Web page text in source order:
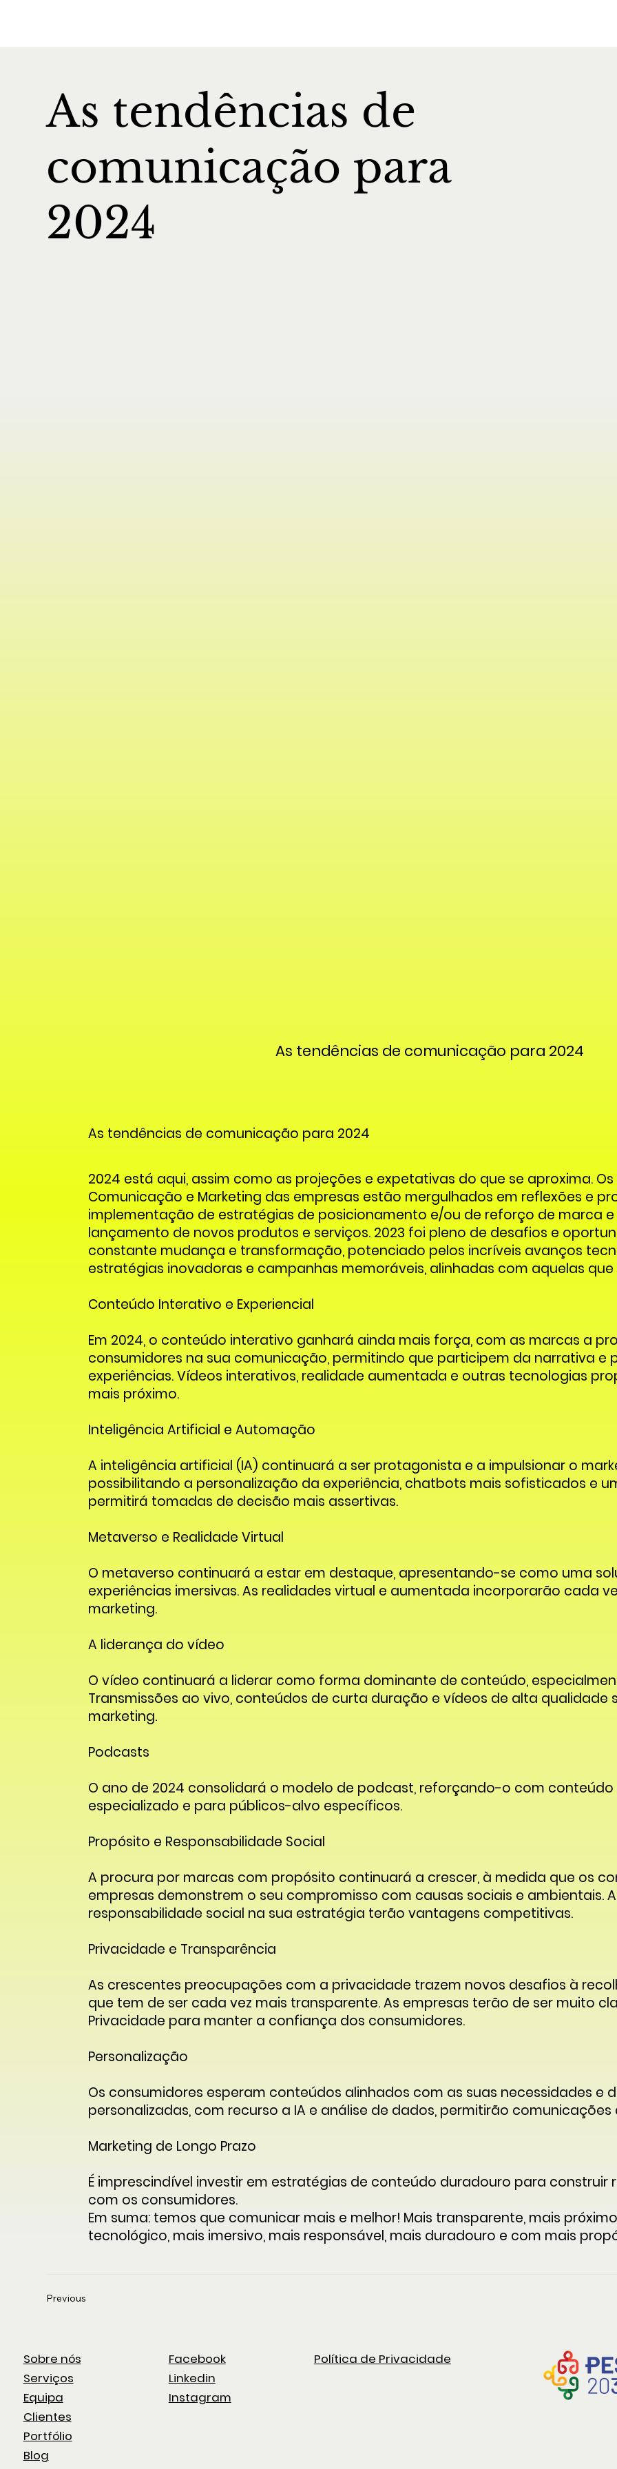
As tendências de
comunicação para
2024
As tendências de comunicação para 2024
As tendências de comunicação para 2024
2024 está aqui, assim como as projeções e expetativas do que se aproxima.
Comunicação e Marketing das empresas estão mergulhados em reflexões e
implementação de estratégias de posicionamento e/ou de reforço de marca
lançamento de novos produtos e serviços. 2023 foi pleno de desafios e
constante mudança e transformação, potenciado pelos incríveis avanços
estratégias inovadoras e campanhas memoráveis, alinhadas com aquelas
Conteúdo Interativo e Experiencial
Em 2024, o conteúdo interativo ganhará ainda mais força, com as marcas a
consumidores na sua comunicação, permitindo que participem da narrativa e
experiências. Vídeos interativos, realidade aumentada e outras tecnologias
mais próximo.
Inteligência Artificial e Automação
A inteligência artificial (IA) continuará a ser protagonista e a impulsionar o
possibilitando a personalização da experiência, chatbots mais sofisticados e
permitirá tomadas de decisão mais assertivas.
Metaverso e Realidade Virtual
O metaverso continuará a estar em destaque, apresentando-se como uma
experiências imersivas. As realidades virtual e aumentada incorporarão cada
marketing.
A liderança do vídeo
O vídeo continuará a liderar como forma dominante de conteúdo,
Transmissões ao vivo, conteúdos de curta duração e vídeos de alta
marketing.
Podcasts
O ano de 2024 consolidará o modelo de podcast, reforçando-o com conteúdo
especializado e para públicos-alvo específicos.
Propósito e Responsabilidade Social
A procura por marcas com propósito continuará a crescer, à medida que os
empresas demonstrem o seu compromisso com causas sociais e ambientais.
responsabilidade social na sua estratégia terão vantagens competitivas.
Privacidade e Transparência
As crescentes preocupações com a privacidade trazem novos desafios à
que tem de ser cada vez mais transparente. As empresas terão de ser muito
Privacidade para manter a confiança dos consumidores.
Personalização
Os consumidores esperam conteúdos alinhados com as suas necessidades e
personalizadas, com recurso a IA e análise de dados, permitirão
Marketing de Longo Prazo
É imprescindível investir em estratégias de conteúdo duradouro para
com os consumidores.
Em suma: temos que comunicar mais e melhor! Mais transparente, mais
tecnológico, mais imersivo, mais responsável, mais duradouro e com mais
Previous
Sobre nós
Serviços
Equipa
Clientes
Portfólio
Blog
Facebook
Linkedin
Instagram
Política de Privacidade